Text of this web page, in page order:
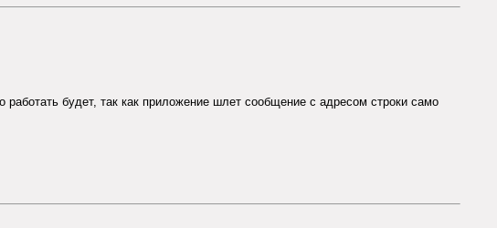
будет, так как приложение шлет сообщение с адресом строки само